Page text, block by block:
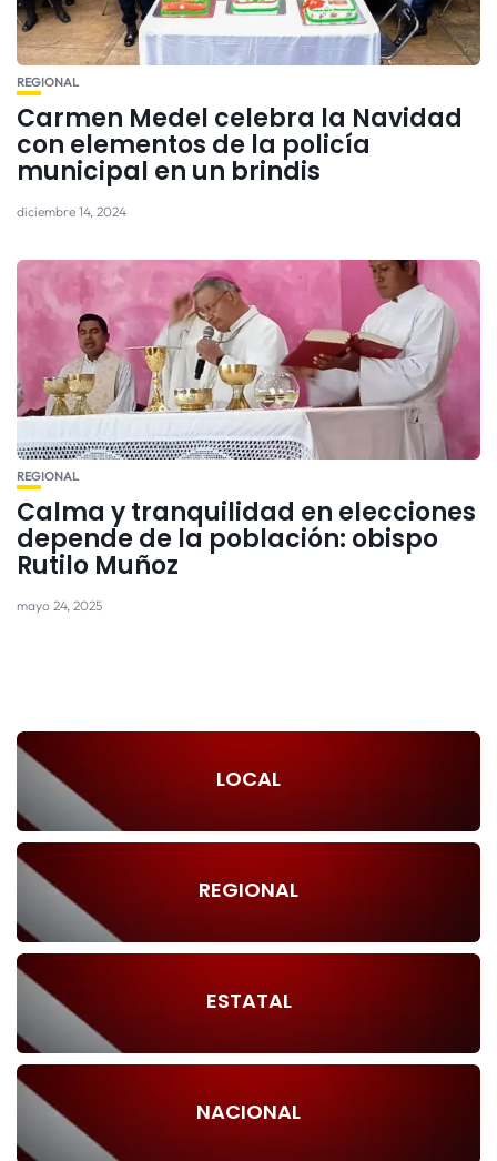
REGIONAL
Carmen Medel celebra la Navidad
con elementos de la policía
municipal en un brindis
diciembre 14, 2024
REGIONAL
Calma y tranquilidad en elecciones
depende de la población: obispo
Rutilo Muñoz
mayo 24, 2025
LOCAL
REGIONAL
ESTATAL
NACIONAL